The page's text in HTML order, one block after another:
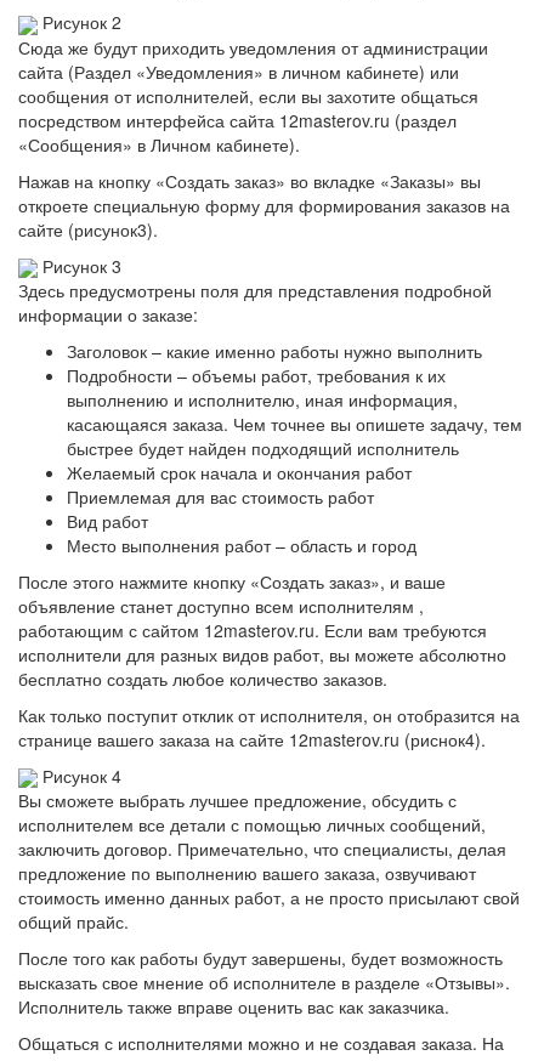
Рисунок 2
Сюда же будут приходить уведомления от администрации
сайта (Раздел «Уведомления» в личном кабинете) или
сообщения от исполнителей, если вы захотите общаться
посредством интерфейса сайта 12masterov.ru (раздел
«Сообщения» в Личном кабинете).
Нажав на кнопку «Создать заказ» во вкладке «Заказы» вы
откроете специальную форму для формирования заказов на
сайте (рисунок3).
Рисунок 3
Здесь предусмотрены поля для представления подробной
информации о заказе:
Заголовок – какие именно работы нужно выполнить
Подробности – объемы работ, требования к их
выполнению и исполнителю, иная информация,
касающаяся заказа. Чем точнее вы опишете задачу, тем
быстрее будет найден подходящий исполнитель
Желаемый срок начала и окончания работ
Приемлемая для вас стоимость работ
Вид работ
Место выполнения работ – область и город
После этого нажмите кнопку «Создать заказ», и ваше
объявление станет доступно всем исполнителям ,
работающим с сайтом 12masterov.ru. Если вам требуются
исполнители для разных видов работ, вы можете абсолютно
бесплатно создать любое количество заказов.
Как только поступит отклик от исполнителя, он отобразится на
странице вашего заказа на сайте 12masterov.ru (риснок4).
Рисунок 4
Вы сможете выбрать лучшее предложение, обсудить с
исполнителем все детали с помощью личных сообщений,
заключить договор. Примечательно, что специалисты, делая
предложение по выполнению вашего заказа, озвучивают
стоимость именно данных работ, а не просто присылают свой
общий прайс.
После того как работы будут завершены, будет возможность
высказать свое мнение об исполнителе в разделе «Отзывы».
Исполнитель также вправе оценить вас как заказчика.
Общаться с исполнителями можно и не создавая заказа. На